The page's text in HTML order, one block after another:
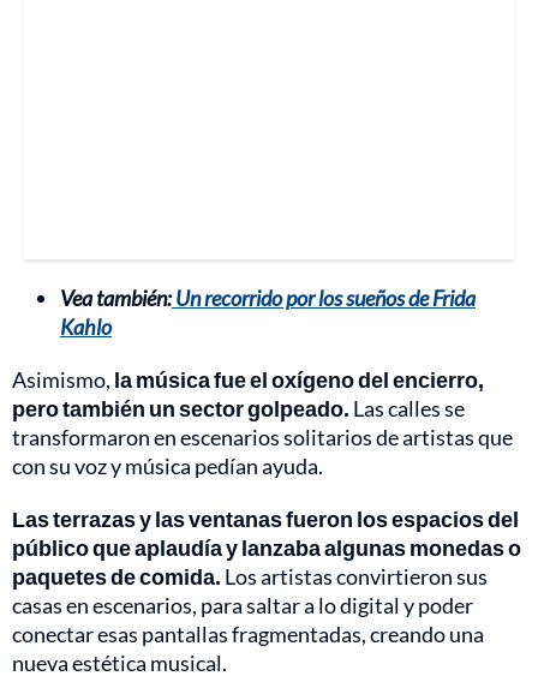
Vea también:Un recorrido por los sueños de Frida
Kahlo
Asimismo, la música fue el oxígeno del encierro,
pero también un sector golpeado. Las calles se
transformaron en escenarios solitarios de artistas que
con su voz y música pedían ayuda.
Las terrazas y las ventanas fueron los espacios del
público que aplaudía y lanzaba algunas monedas o
paquetes de comida. Los artistas convirtieron sus
casas en escenarios, para saltar a lo digital y poder
conectar esas pantallas fragmentadas, creando una
nueva estética musical.